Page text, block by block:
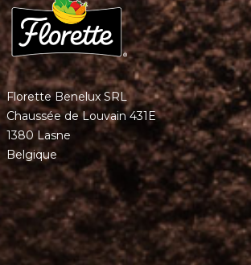
Florette Benelux SRL
Chaussée de Louvain 431E
1380 Lasne
Belgique